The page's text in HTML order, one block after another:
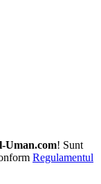
Uman.com! Sunt
Regulamentul